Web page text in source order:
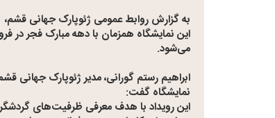
به گزارش روابط عمومی ژئوپارک جهانی قشم،
این نمایشگاه همزمان با دهه مبارک فجر در
می‌شود.
ابراهیم رستم گورانی، مدیر ژئوپارک جهانی
نمایشگاه گفت:
این رویداد با هدف معرفی ظرفیت‌های